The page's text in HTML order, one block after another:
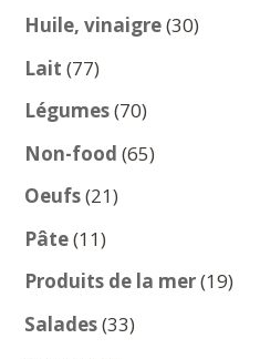
produits
Huile, vinaigre 3030
Lait 7777
produits
Légumes 7070
produits
Non-food 6565
Oeufs 2121
Pâte 1111
produits
Produits de la mer 1919
Salades 3333